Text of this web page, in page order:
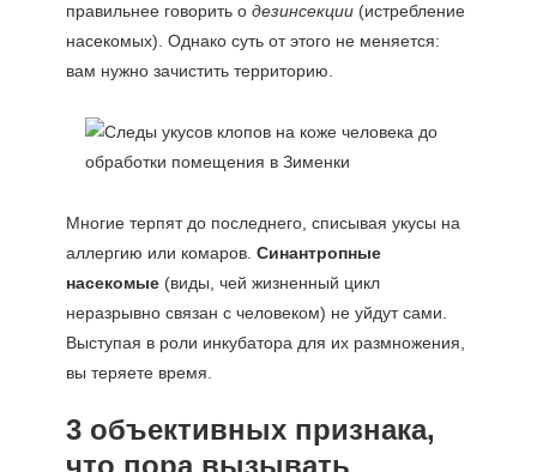
правильнее говорить о дезинсекции(истребление
насекомых). Однако суть от этого не меняется:
вам нужно зачистить территорию.
Многие терпят до последнего, списывая укусы на
аллергию или комаров. Синантропные
насекомые(виды, чей жизненный цикл
неразрывно связан с человеком) не уйдут сами.
Выступая в роли инкубатора для их размножения,
вы теряете время.
3 объективных признака,
что пора вызывать